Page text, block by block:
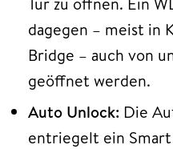
dagegen – meist in
Bridge – auch von
geöffnet werden.
Auto Unlock: Die
entriegelt ein